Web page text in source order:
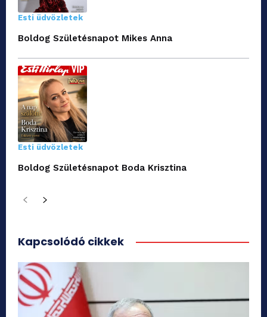
Esti üdvözletek
Boldog Születésnapot Mikes Anna
Esti üdvözletek
Boldog Születésnapot Boda Krisztina
Kapcsolódó cikkek